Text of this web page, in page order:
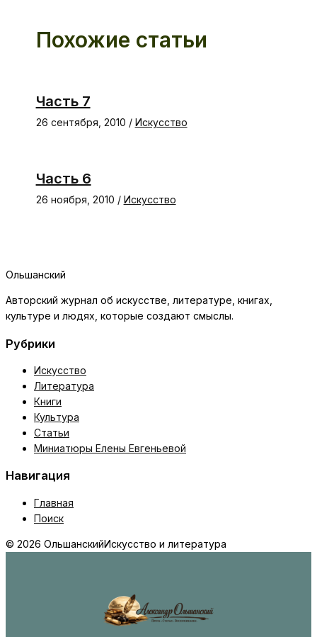
Похожие статьи
Часть 7
26 сентября, 2010 / Искусство
Часть 6
26 ноября, 2010 / Искусство
Ольшанский
Авторский журнал об искусстве, литературе, книгах,
культуре и людях, которые создают смыслы.
Рубрики
Искусство
Литература
Книги
Культура
Статьи
Миниатюры Елены Евгеньевой
Навигация
Главная
Поиск
© 2026 ОльшанскийИскусство и литература